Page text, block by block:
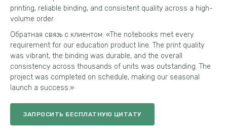
printing, reliable binding, and consistent quality across a high-
volume order.
Обратная связь с клиентом: «The notebooks met every
requirement for our education product line. The print quality
was vibrant, the binding was durable, and the overall
consistency across thousands of units was outstanding. The
project was completed on schedule, making our seasonal
launch a success.»
ЗАПРОСИТЬ БЕСПЛАТНУЮ ЦИТАТУ